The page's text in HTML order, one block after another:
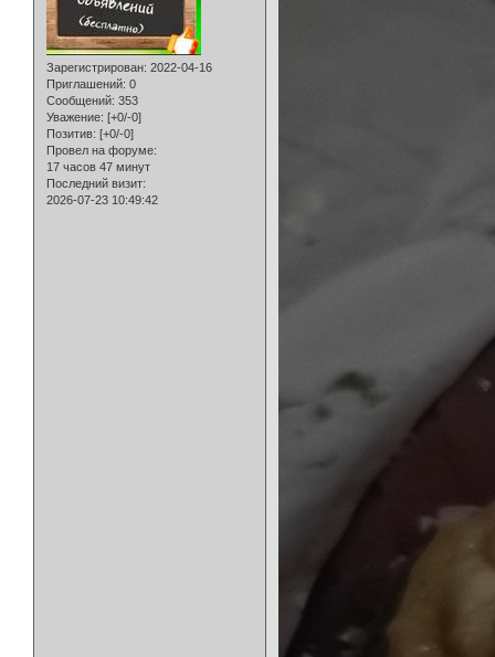
Зарегистрирован: 2022-04-16
Приглашений: 0
Сообщений: 353
Уважение: [+0/-0]
Позитив: [+0/-0]
Провел на форуме:
17 часов 47 минут
Последний визит:
2026-07-23 10:49:42